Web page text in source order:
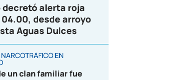
decretó alerta roja
desde arroyo
Aguas Dulces
EN
un clan familiar fue